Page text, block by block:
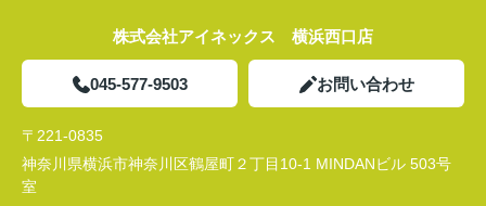
株式会社アイネックス 横浜西口店
045-577-9503 お問い合わせ
〒221-0835
神奈川県横浜市神奈川区鶴屋町２丁目10-1 MINDANビル 503号
室